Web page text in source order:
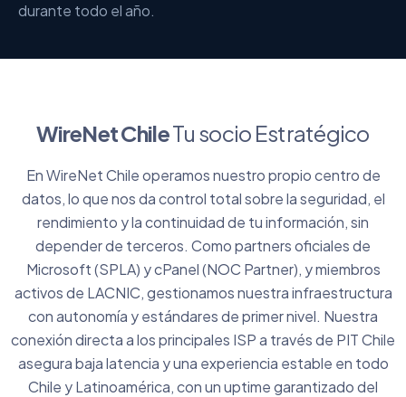
durante todo el año.
WireNet ChileTu socio Estratégico
En WireNet Chile operamos nuestro propio centro de
datos, lo que nos da control total sobre la seguridad, el
rendimiento y la continuidad de tu información, sin
depender de terceros. Como partners oficiales de
Microsoft (SPLA) y cPanel (NOC Partner), y miembros
activos de LACNIC, gestionamos nuestra infraestructura
con autonomía y estándares de primer nivel. Nuestra
conexión directa a los principales ISP a través de PIT Chile
asegura baja latencia y una experiencia estable en todo
Chile y Latinoamérica, con un uptime garantizado del